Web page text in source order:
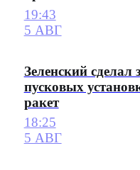
19:43
5 АВГ
Зеленский сделал
пусковых
ракет
18:25
5 АВГ